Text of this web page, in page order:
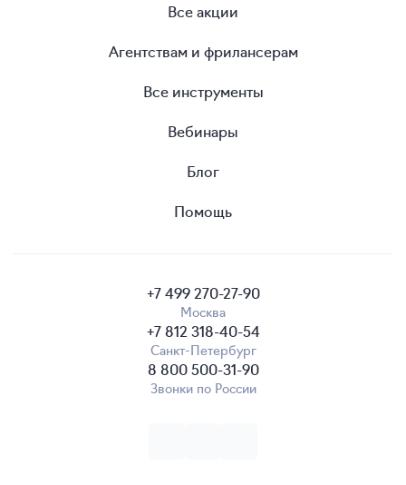
Все акции
Агентствам и фрилансерам
Все инструменты
Вебинары
Блог
Помощь
+7 499 270-27-90
Москва
+7 812 318-40-54
Санкт-Петербург
8 800 500-31-90
Звонки по России